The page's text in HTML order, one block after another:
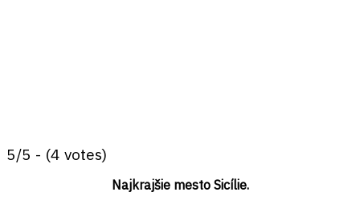
5/5 - (4 votes)
Najkrajšie mesto Sicílie.